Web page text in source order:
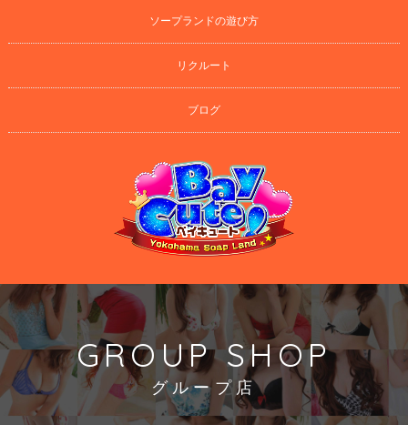
ソープランドの遊び方
リクルート
ブログ
GROUP SHOP
グループ店